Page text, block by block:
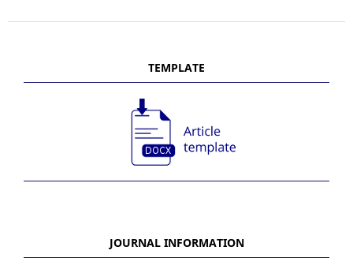
TEMPLATE
JOURNAL INFORMATION